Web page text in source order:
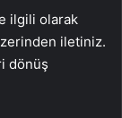
ilgili olarak
iletiniz.
dönüş